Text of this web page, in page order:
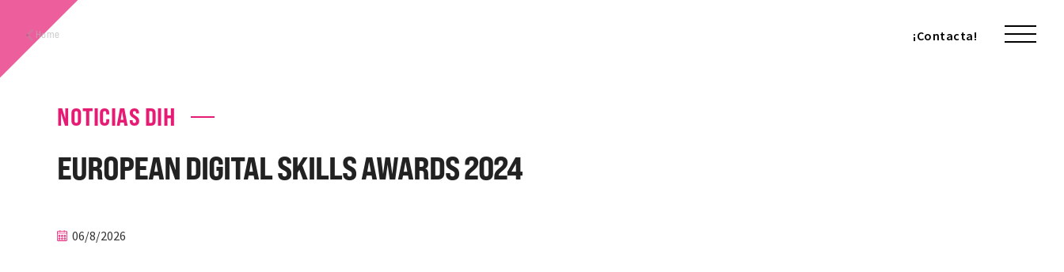
Home
¡Contacta!
NOTICIAS DIH
EUROPEAN DIGITAL SKILLS AWARDS 2024
06/8/2026